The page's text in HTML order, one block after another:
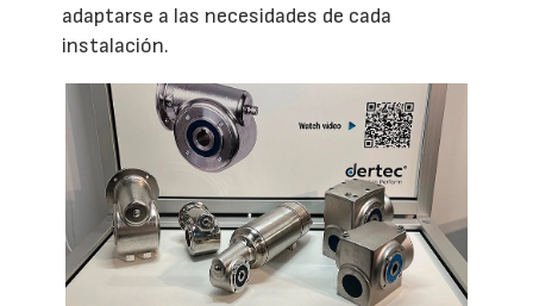
adaptarse a las necesidades de cada
instalación.